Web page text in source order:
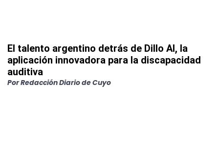
El talento argentino detrás de Dillo AI, la
aplicación innovadora para la discapacidad
auditiva
PorRedacción Diario de Cuyo